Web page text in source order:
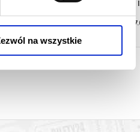
na wszystkie
NOWY DZIEŃ -
kup bilet